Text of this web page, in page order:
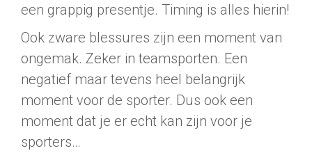
een grappig presentje. Timing is alles hierin!
Ook zware blessures zijn een moment van
ongemak. Zeker in teamsporten. Een
negatief maar tevens heel belangrijk
moment voor de sporter. Dus ook een
moment dat je er echt kan zijn voor je
sporters…